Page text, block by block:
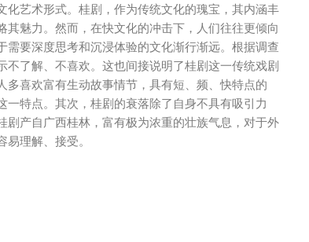
化艺术形式。桂剧，作为传统文化的瑰宝，其内涵丰
魅力。然而，在快文化的冲击下，人们往往更倾向
需要深度思考和沉浸体验的文化渐行渐远。根据调查
不了解、不喜欢。这也间接说明了桂剧这一传统戏剧
多喜欢富有生动故事情节，具有短、频、快特点的
一特点。其次，桂剧的衰落除了自身不具有吸引力
剧产自广西桂林，富有极为浓重的壮族气息，对于外
理解、接受。